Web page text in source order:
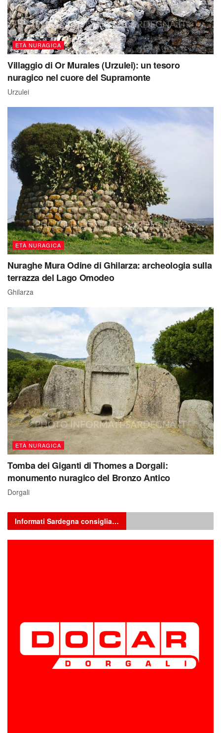
ETÀ NURAGICA
Villaggio di Or Murales (Urzulei): un tesoro
nuragico nel cuore del Supramonte
Urzulei
ETÀ NURAGICA
Nuraghe Mura Odine di Ghilarza: archeologia sulla
terrazza del Lago Omodeo
Ghilarza
ETÀ NURAGICA
Tomba dei Giganti di Thomes a Dorgali:
monumento nuragico del Bronzo Antico
Dorgali
Informati Sardegna consiglia…